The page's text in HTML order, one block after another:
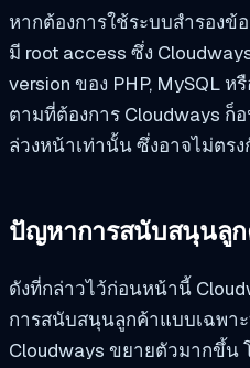
หากต้องการใช้ระบบสำรอง
มี root access ซึ่ง
version ของ PHP, MySQL
ตามที่ต้องการ Cloudways
ล่วงหน้าเท่านั้น ซึ่งอาจไม่ตร
ปัญหาการสนับสนุนลู
ดังที่กล่าวไว้ก่อนหน้านี้
การสนับสนุนลูกค้าแบบเฉพาะ
Cloudways ขยายตัวมากขึ้น